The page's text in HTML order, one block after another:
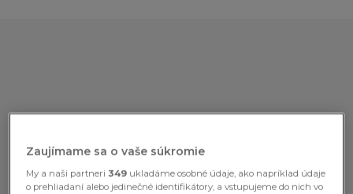
Zaujímame sa o vaše súkromie
My a naši partneri 349 ukladáme osobné údaje, ako napríklad údaje
o prehliadaní alebo jedinečné identifikátory, a vstupujeme do nich vo